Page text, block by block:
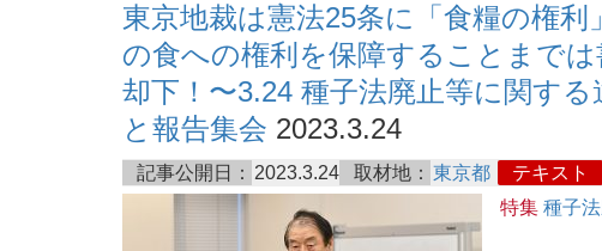
東京地裁は憲法25条に「食糧の権
の食への権利を保障することまで
却下！〜3.24 種子法廃止等に関す
と報告集会 2023.3.24
記事公開日： 2023.3.24 取材地： 東京都 テキスト
特集 種子